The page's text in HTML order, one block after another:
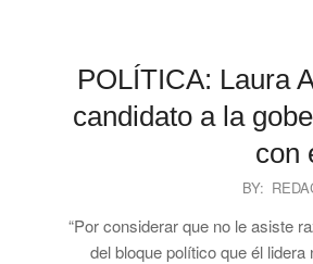
POLÍTICA: Laura
candidato a la
con
24
BY:
“Por considerar que no le asiste
del bloque político que él